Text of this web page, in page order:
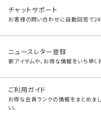
チャットサポート
お客様の問い合わせに自動回答で
ニュースレター登録
新アイテムや、お得な情報をいち早く
ご利用ガイド
お得な会員ランクの情報をまとめま
い。